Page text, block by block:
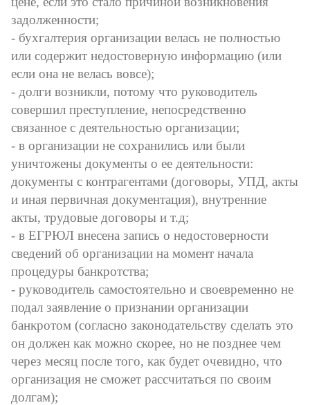
задолженности;
- бухгалтерия организации велась не полностью
или содержит недостоверную информацию (или
если она не велась вовсе);
- долги возникли, потому что руководитель
совершил преступление, непосредственно
связанное с деятельностью организации;
- в организации не сохранились или были
уничтожены документы о ее деятельности:
документы с контрагентами (договоры, УПД, акты
и иная первичная документация), внутренние
акты, трудовые договоры и т.д;
- в ЕГРЮЛ внесена запись о недостоверности
сведений об организации на момент начала
процедуры банкротства;
- руководитель самостоятельно и своевременно не
подал заявление о признании организации
банкротом (согласно законодательству сделать это
он должен как можно скорее, но не позднее чем
через месяц после того, как будет очевидно, что
организация не сможет рассчитаться по своим
долгам);